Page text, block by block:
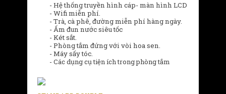
- Hệ thống truyền hình cáp- màn hình LCD
- Wifi miễn phí.
- Trà, cà phê, đường miễn phí hàng ngày.
- Ấm đun nước siêu tốc
- Két sắt.
- Phòng tắm đứng với vòi hoa sen.
- Máy sấy tóc.
- Các dụng cụ tiện ích trong phòng tắm